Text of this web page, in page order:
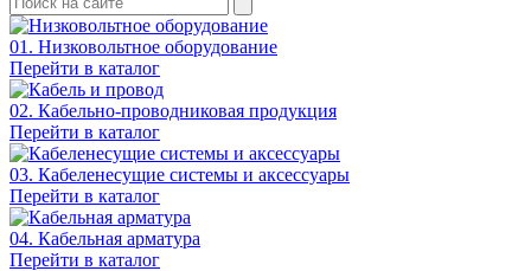
01. Низковольтное оборудование
Перейти в каталог
02. Кабельно-проводниковая продукция
Перейти в каталог
03. Кабеленесущие системы и аксессуары
Перейти в каталог
04. Кабельная арматура
Перейти в каталог